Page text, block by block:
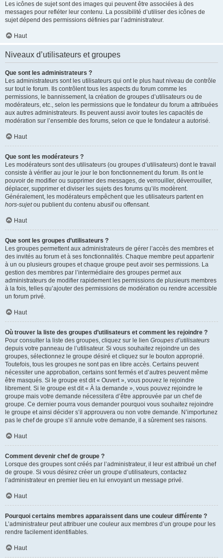
Les icônes de sujet sont des images qui peuvent être associées à des
messages pour refléter leur contenu. La possibilité d’utiliser des icônes de
sujet dépend des permissions définies par l’administrateur.
Haut
Niveaux d’utilisateurs et groupes
Que sont les administrateurs ?
Les administrateurs sont les utilisateurs qui ont le plus haut niveau de contrôle
sur tout le forum. Ils contrôlent tous les aspects du forum comme les
permissions, le bannissement, la création de groupes d’utilisateurs ou de
modérateurs, etc., selon les permissions que le fondateur du forum a attribuées
aux autres administrateurs. Ils peuvent aussi avoir toutes les capacités de
modération sur l’ensemble des forums, selon ce que le fondateur a autorisé.
Haut
Que sont les modérateurs ?
Les modérateurs sont des utilisateurs (ou groupes d’utilisateurs) dont le travail
consiste à vérifier au jour le jour le bon fonctionnement du forum. Ils ont le
pouvoir de modifier ou supprimer des messages, de verrouiller, déverrouiller,
déplacer, supprimer et diviser les sujets des forums qu’ils modèrent.
Généralement, les modérateurs empêchent que les utilisateurs partent en
hors-sujetou publient du contenu abusif ou offensant.
Haut
Que sont les groupes d’utilisateurs ?
Les groupes permettent aux administrateurs de gérer l’accès des membres et
des invités au forum et à ses fonctionnalités. Chaque membre peut appartenir
à un ou plusieurs groupes et chaque groupe peut avoir ses permissions. La
gestion des membres par l’intermédiaire des groupes permet aux
administrateurs de modifier rapidement les permissions de plusieurs membres
à la fois, telles qu’ajouter des permissions de modération ou rendre accessible
un forum privé.
Haut
Où trouver la liste des groupes d’utilisateurs et comment les rejoindre ?
Pour consulter la liste des groupes, cliquez sur le lien Groupes d’utilisateurs
depuis votre panneau de l’utilisateur. Si vous souhaitez rejoindre un des
groupes, sélectionnez le groupe désiré et cliquez sur le bouton approprié.
Toutefois, tous les groupes ne sont pas en libre accès. Certains peuvent
nécessiter une approbation, certains sont fermés et d’autres peuvent même
être masqués. Si le groupe est dit « Ouvert », vous pouvez le rejoindre
librement. Si le groupe est dit « À la demande », vous pouvez rejoindre le
groupe mais votre demande nécessitera d’être approuvée par un chef de
groupe. Ce dernier pourra vous demander pourquoi vous souhaitez rejoindre
le groupe et ainsi décider s’il approuvera ou non votre demande. N’importunez
pas le chef de groupe s’il annule votre demande, il a sûrement ses raisons.
Haut
Comment devenir chef de groupe ?
Lorsque des groupes sont créés par l’administrateur, il leur est attribué un chef
de groupe. Si vous désirez créer un groupe d’utilisateurs, contactez
l’administrateur en premier lieu en lui envoyant un message privé.
Haut
Pourquoi certains membres apparaissent dans une couleur différente ?
L’administrateur peut attribuer une couleur aux membres d’un groupe pour les
rendre facilement identifiables.
Haut